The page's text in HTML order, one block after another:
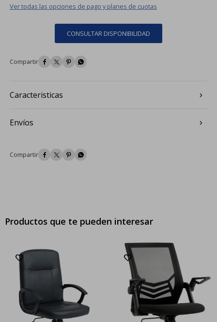
Ver todas las opciones de pago y planes de cuotas
CONSULTAR DISPONIBILIDAD
   
Caracteristicas
Envíos
   
Productos que te pueden interesar